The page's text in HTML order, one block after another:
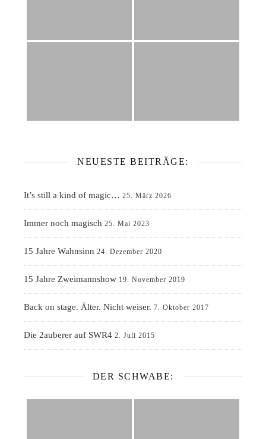
NEUESTE BEITRÄGE:
It’s still a kind of magic… 25. März 2026
Immer noch magisch 25. Mai 2023
15 Jahre Wahnsinn 24. Dezember 2020
15 Jahre Zweimannshow 19. November 2019
Back on stage. Älter. Nicht weiser. 7. Oktober 2017
Die 2auberer auf SWR4 2. Juli 2015
DER SCHWABE: